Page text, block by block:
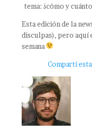
tema: ¿cómo y
Esta edición de la
disculpas), pero aquí
semana
Compartí